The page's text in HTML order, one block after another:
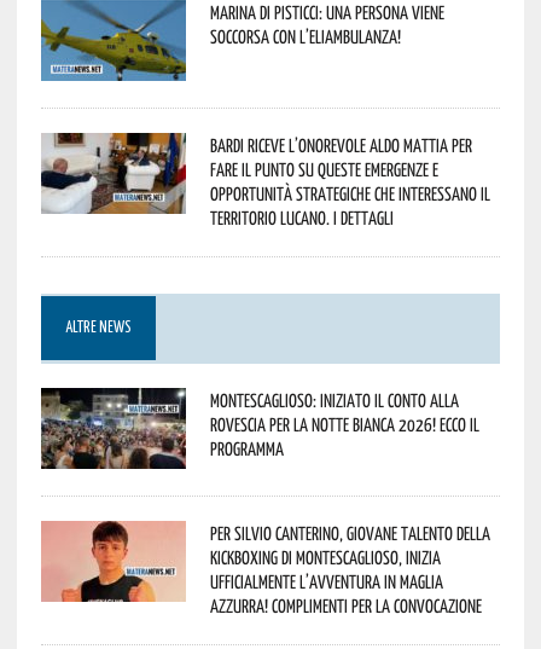
Marina di Pisticci: una persona viene
soccorsa con l’eliambulanza!
Bardi riceve l’onorevole Aldo Mattia per
fare il punto su queste emergenze e
opportunità strategiche che interessano il
territorio lucano. I dettagli
ALTRE NEWS
Montescaglioso: iniziato il conto alla
rovescia per la Notte Bianca 2026! Ecco il
programma
Per Silvio Canterino, giovane talento della
kickboxing di Montescaglioso, inizia
ufficialmente l’avventura in maglia
azzurra! Complimenti per la convocazione